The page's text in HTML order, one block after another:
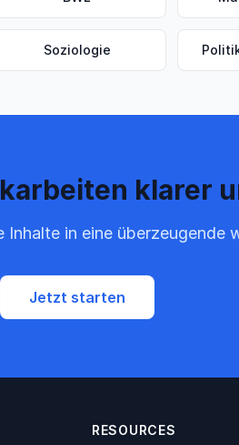
Soziologie
klarer
in eine überzeugende
Jetzt starten
RESOURCES